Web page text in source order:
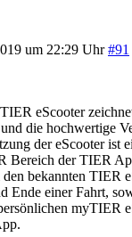
um 22:29 Uhr #91
eScooter
die hochwertige
der eScooter ist
Bereich der TIER
bekannten TIER
Ende einer Fahrt,
myTIER